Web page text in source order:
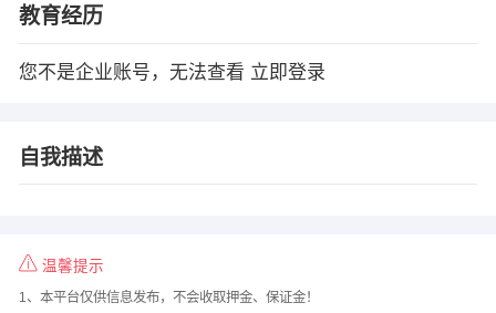
教育经历
您不是企业账号，无法查看 立即登录
自我描述
温馨提示
1、本平台仅供信息发布，不会收取押金、保证金！